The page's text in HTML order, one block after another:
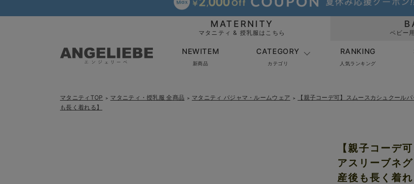
MATERNITY
マタニティ & 授乳服はこちら ベビー
NEWITEM
新商品
CATEGORY
カテゴリ
RANKING
人気ランキング
マタニティTOP ＞ マタニティ・授乳服 全商品 ＞ マタニティ パジャマ・ルームウェア ＞
【親子コーデ可】スムースカシュクール
も長く着れる】
【親子コーデ
アスリーブネ
産後も長く着れ